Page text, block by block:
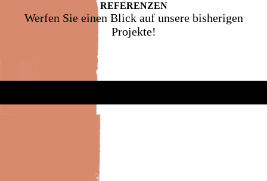
REFE­RENZEN
Werfen Sie einen Blick auf unsere bisherigen
Projekte!